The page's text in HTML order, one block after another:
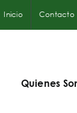
Inicio Contacto
Quienes